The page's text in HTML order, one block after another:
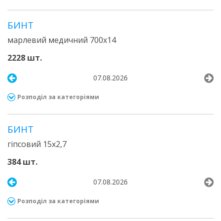
БИНТ
марлевий медичний 700х14
2228 шт.
07.08.2026
Розподіл за категоріями
БИНТ
гіпсовий 15х2,7
384 шт.
07.08.2026
Розподіл за категоріями